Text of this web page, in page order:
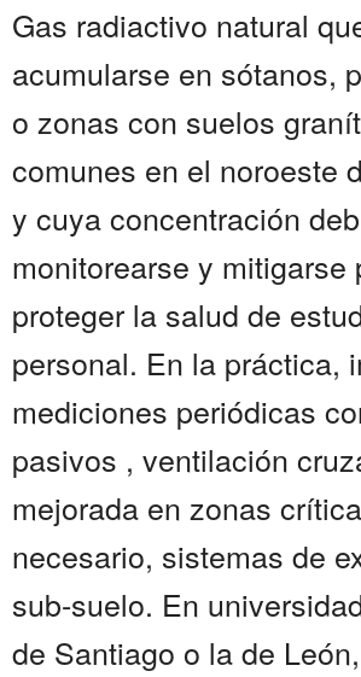
Gas radiactivo natural
acumularse en sótanos,
o zonas con suelos
comunes en el noroeste
y cuya concentración
monitorearse y mitigarse
proteger la salud de
personal. En la práctica,
mediciones periódicas
pasivos , ventilación
mejorada en zonas
necesario, sistemas de
sub-suelo. En
de Santiago o la de